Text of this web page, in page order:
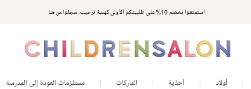
استمتعوا بخصم 10% على طلبيتكم الأولى كهدية ترحيب. سجلوا من هنا
أولاد أحذية الماركات مستلزمات العودة إلى المدرسة